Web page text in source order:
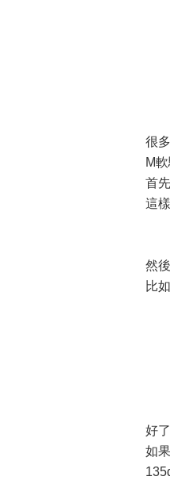
很
M
首
這
然
比如
好
如